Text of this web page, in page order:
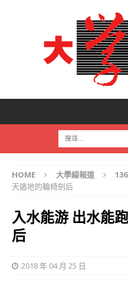
HOME 大學線報道
天遁地的輪椅劍后
入水能游 出水能
后
2018 年 04 月 25 日